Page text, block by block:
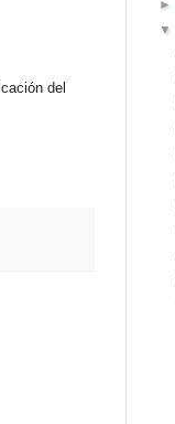
del
►
▼